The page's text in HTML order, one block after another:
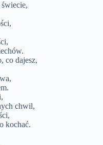
świecie,
co dajesz,
chwil,
kochać.